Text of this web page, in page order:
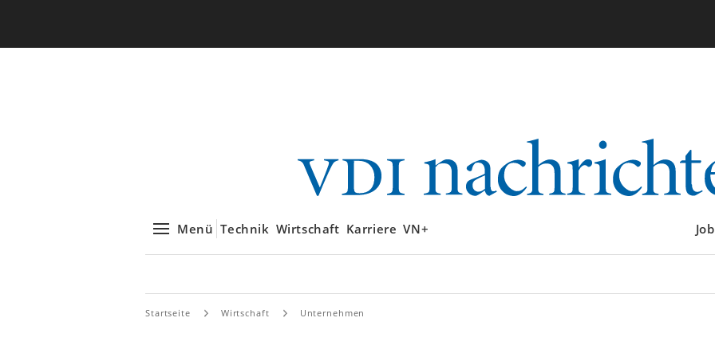
Menü Technik Wirtschaft Karriere VN+
Startseite Wirtschaft Unternehmen